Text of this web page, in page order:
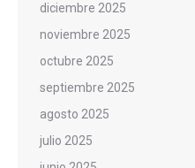
diciembre 2025
noviembre 2025
octubre 2025
septiembre 2025
agosto 2025
julio 2025